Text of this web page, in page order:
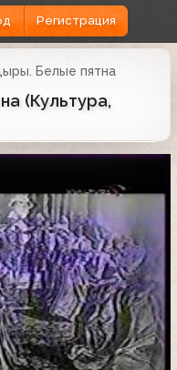
Регистрация
Белые пятна
(Культура,